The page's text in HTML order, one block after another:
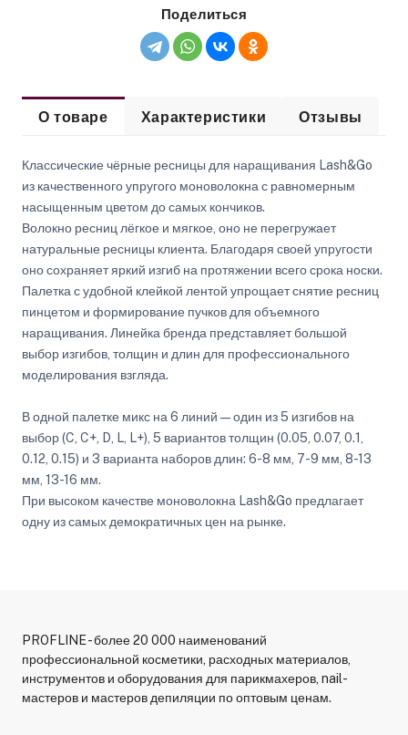
Поделиться
О товаре Характеристики Отзывы
Классические чёрные ресницы для наращивания Lash&Go
из качественного упругого моноволокна с равномерным
насыщенным цветом до самых кончиков.
Волокно ресниц лёгкое и мягкое, оно не перегружает
натуральные ресницы клиента. Благодаря своей упругости
оно сохраняет яркий изгиб на протяжении всего срока носки.
Палетка с удобной клейкой лентой упрощает снятие ресниц
пинцетом и формирование пучков для объемного
наращивания. Линейка бренда представляет большой
выбор изгибов, толщин и длин для профессионального
моделирования взгляда.
В одной палетке микс на 6 линий — один из 5 изгибов на
выбор (C, C+, D, L, L+), 5 вариантов толщин (0.05, 0.07, 0.1,
0.12, 0.15) и 3 варианта наборов длин: 6-8 мм, 7-9 мм, 8-13
мм, 13-16 мм.
При высоком качестве моноволокна Lash&Go предлагает
одну из самых демократичных цен на рынке.
PROFLINE - более 20 000 наименований
профессиональной косметики, расходных материалов,
инструментов и оборудования для парикмахеров, nail-
мастеров и мастеров депиляции по оптовым ценам.